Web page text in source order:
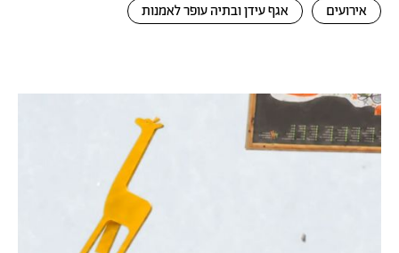
אירועים אגף עידן ובתיה עופר לאמנות